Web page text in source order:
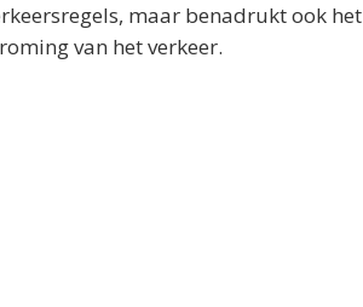
maar benadrukt ook het
van het verkeer.